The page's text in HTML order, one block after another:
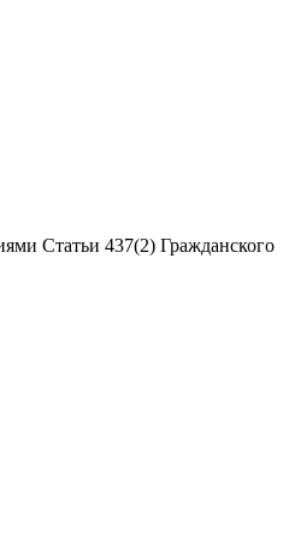
Статьи 437(2) Гражданского